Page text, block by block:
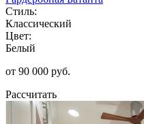
Стиль:
Классический
Цвет:
Белый
от 90 000 руб.
Рассчитать